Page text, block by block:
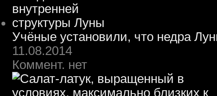
Учёные установили, что недра
11.08.2014
Коммент. нет